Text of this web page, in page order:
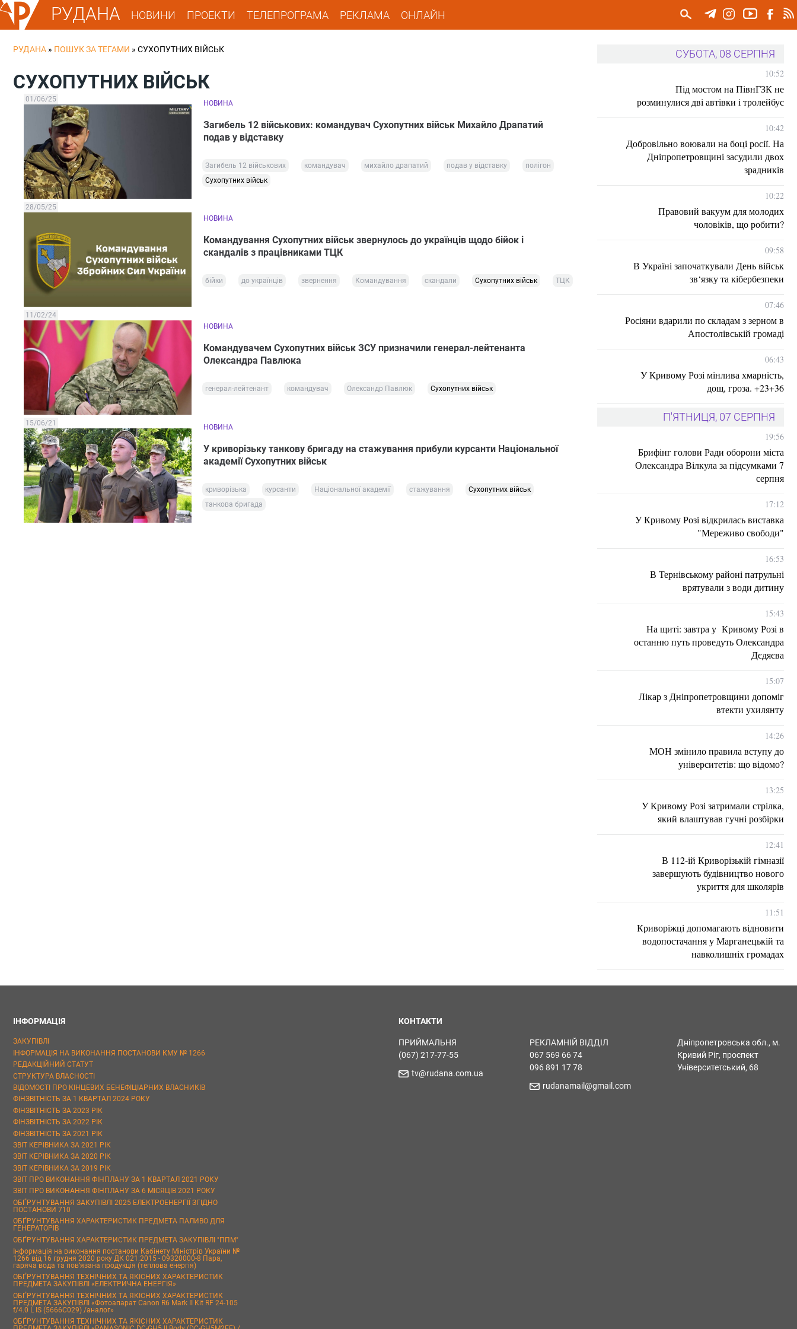
РУДАНА НОВИНИ ПРОЕКТИ ТЕЛЕПРОГРАМА РЕКЛАМА ОНЛАЙН
РУДАНА » ПОШУК ЗА ТЕГАМИ » СУХОПУТНИХ ВІЙСЬК
СУХОПУТНИХ ВІЙСЬК
01/06/25 НОВИНА
Загибель 12 військових: командувач Сухопутних військ Михайло Драпатий
подав у відставку
Загибель 12 військових командувач михайло драпатий подав у відставку
полігон
Сухопутних військ
28/05/25
НОВИНА
Командування Сухопутних військ звернулось до українців щодо бійок і
скандалів з працівниками ТЦК
бійки до українців звернення Командування скандали Сухопутних військ ТЦК
11/02/24
НОВИНА
Командувачем Сухопутних військ ЗСУ призначили генерал-лейтенанта
Олександра Павлюка
генерал-лейтенант командувач Олександр Павлюк Сухопутних військ
15/06/21 НОВИНА
У криворізьку танкову бригаду на стажування прибули курсанти Національної
академії Сухопутних військ
криворізька курсанти Національної академії стажування
Сухопутних військ
танкова бригада
СУБОТА, 08 СЕРПНЯ
10:52
Під мостом на ПівнГЗК не
розминулися дві автівки і тролейбус
10:42
Добровільно воювали на боці росії. На
Дніпропетровщині засудили двох
зрадників
10:22
Правовий вакуум для молодих
чоловіків, що робити?
09:58
В Україні започаткували День військ
зв‘язку та кібербезпеки
07:46
Росіяни вдарили по складам з зерном в
Апостолівській громаді
06:43
У Кривому Розі мінлива хмарність,
дощ, гроза. +23+36
П'ЯТНИЦЯ, 07 СЕРПНЯ
19:56
Брифінг голови Ради оборони міста
Олександра Вілкула за підсумками 7
серпня
17:12
У Кривому Розі відкрилась виставка
"Мереживо свободи"
16:53
В Тернівському районі патрульні
врятували з води дитину
15:43
На щиті: завтра у Кривому Розі в
останню путь проведуть Олександра
Дєдяєва
15:07
Лікар з Дніпропетровщини допоміг
втекти ухилянту
14:26
МОН змінило правила вступу до
університетів: що відомо?
13:25
У Кривому Розі затримали стрілка,
який влаштував гучні розбірки
12:41
В 112-ій Криворізькій гімназії
завершують будівництво нового
укриття для школярів
11:51
Криворіжці допомагають відновити
водопостачання у Марганецькій та
навколишніх громадах
ІНФОРМАЦІЯ
ЗАКУПІВЛІ
ІНФОРМАЦІЯ НА ВИКОНАННЯ ПОСТАНОВИ КМУ № 1266
РЕДАКЦІЙНИЙ СТАТУТ
СТРУКТУРА ВЛАСНОСТІ
ВІДОМОСТІ ПРО КІНЦЕВИХ БЕНЕФІЦІАРНИХ ВЛАСНИКІВ
ФІНЗВІТНІСТЬ ЗА 1 КВАРТАЛ 2024 РОКУ
ФІНЗВІТНІСТЬ ЗА 2023 РІК
ФІНЗВІТНІСТЬ ЗА 2022 РІК
ФІНЗВІТНІСТЬ ЗА 2021 РІК
ЗВІТ КЕРІВНИКА ЗА 2021 РІК
ЗВІТ КЕРІВНИКА ЗА 2020 РІК
ЗВІТ КЕРІВНИКА ЗА 2019 РІК
ЗВІТ ПРО ВИКОНАННЯ ФІНПЛАНУ ЗА 1 КВАРТАЛ 2021 РОКУ
ЗВІТ ПРО ВИКОНАННЯ ФІНПЛАНУ ЗА 6 МІСЯЦІВ 2021 РОКУ
ОБҐРУНТУВАННЯ ЗАКУПІВЛІ 2025 ЕЛЕКТРОЕНЕРГІЇ ЗГІДНО
ПОСТАНОВИ 710
ОБҐРУНТУВАННЯ ХАРАКТЕРИСТИК ПРЕДМЕТА ПАЛИВО ДЛЯ
ГЕНЕРАТОРІВ
ОБҐРУНТУВАННЯ ХАРАКТЕРИСТИК ПРЕДМЕТА ЗАКУПІВЛІ "ППМ"
Інформація на виконання постанови Кабінету Міністрів України №
1266 від 16 грудня 2020 року ДК 021:2015 - 09320000-8 Пара,
гаряча вода та пов’язана продукція (теплова енергія)
ОБҐРУНТУВАННЯ ТЕХНІЧНИХ ТА ЯКІСНИХ ХАРАКТЕРИСТИК
ПРЕДМЕТА ЗАКУПІВЛІ «ЕЛЕКТРИЧНА ЕНЕРГІЯ»
ОБҐРУНТУВАННЯ ТЕХНІЧНИХ ТА ЯКІСНИХ ХАРАКТЕРИСТИК
ПРЕДМЕТА ЗАКУПІВЛІ «Фотоапарат Canon R6 Mark II Kit RF 24-105
f/4.0 L IS (5666C029) /аналог»
ОБҐРУНТУВАННЯ ТЕХНІЧНИХ ТА ЯКІСНИХ ХАРАКТЕРИСТИК
КОНТАКТИ
ПРИЙМАЛЬНЯ
(067) 217-77-55
tv@rudana.com.ua
РЕКЛАМНІЙ ВІДДІЛ
067 569 66 74
096 891 17 78
rudanamail@gmail.com
Дніпропетровська обл., м.
Кривий Ріг, проспект
Університетський, 68